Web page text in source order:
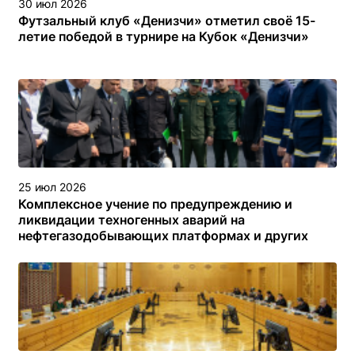
30 июл 2026
Футзальный клуб «Денизчи» отметил своё 15-
летие победой в турнире на Кубок «Денизчи»
25 июл 2026
Комплексное учение по предупреждению и
ликвидации техногенных аварий на
нефтегазодобывающих платформах и других
туркменском секторе Каспийского моря